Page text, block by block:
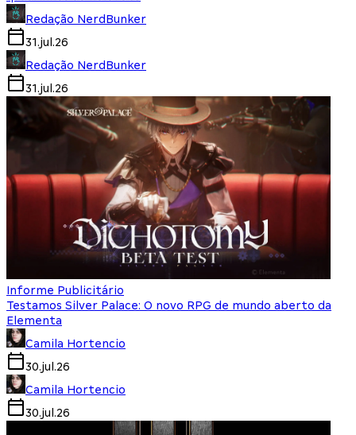
Redação NerdBunker
31.jul.26
Redação NerdBunker
31.jul.26
Informe Publicitário
Testamos Silver Palace: O novo RPG de mundo aberto da
Elementa
Camila Hortencio
30.jul.26
Camila Hortencio
30.jul.26